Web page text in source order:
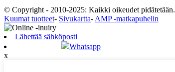
© Copyright - 2010-2025: Kaikki oikeudet pidätetään.
Kuumat tuotteet- Sivukartta- AMP -matkapuhelin
Lähettää sähköposti
Whatsapp
x